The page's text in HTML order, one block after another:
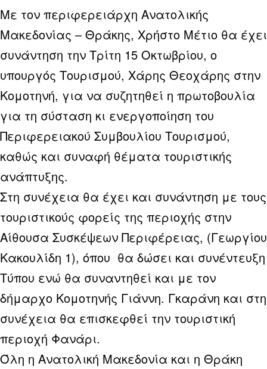
Με τον περιφερειάρχη Ανατολικής
Μακεδονίας – Θράκης, Χρήστο Μέτιο θα έχει
συνάντηση την Τρίτη 15 Οκτωβρίου, ο
υπουργός Τουρισμού, Χάρης Θεοχάρης στην
Κομοτηνή, για να συζητηθεί η πρωτοβουλία
για τη σύσταση κι ενεργοποίηση του
Περιφερειακού Συμβουλίου Τουρισμού,
καθώς και συναφή θέματα τουριστικής
ανάπτυξης.
Στη συνέχεια θα έχει και συνάντηση με τους
τουριστικούς φορείς της περιοχής στην
Αίθουσα Συσκέψεων Περιφέρειας, (Γεωργίου
Κακουλίδη 1), όπου θα δώσει και συνέντευξη
Τύπου ενώ θα συναντηθεί και με τον
δήμαρχο Κομοτηνής Γιάννη. Γκαράνη και στη
συνέχεια θα επισκεφθεί την τουριστική
περιοχή Φανάρι.
Όλη η Ανατολική Μακεδονία και η Θράκη